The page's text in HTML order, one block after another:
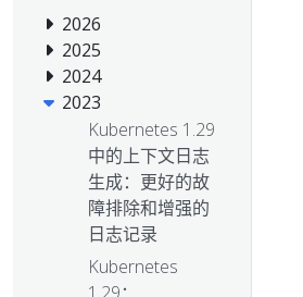
2026
2025
2024
2023
Kubernetes 1.29
中的上下文日志
生成：更好的故
障排除和增强的
日志记录
Kubernetes